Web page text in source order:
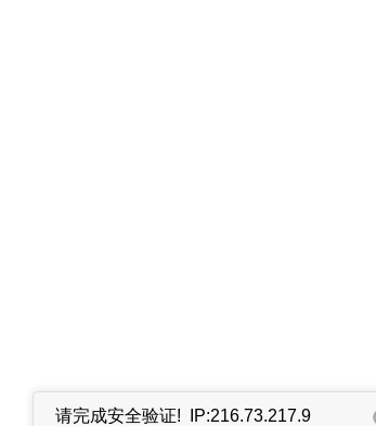
请完成安全验证! IP:216.73.217.9